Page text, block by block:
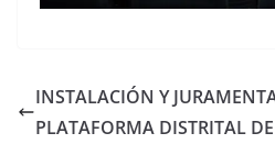
INSTALACIÓN Y
PLATAFORMA DISTRITAL